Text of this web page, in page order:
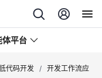
平台
代码开发 / 开发工作流应